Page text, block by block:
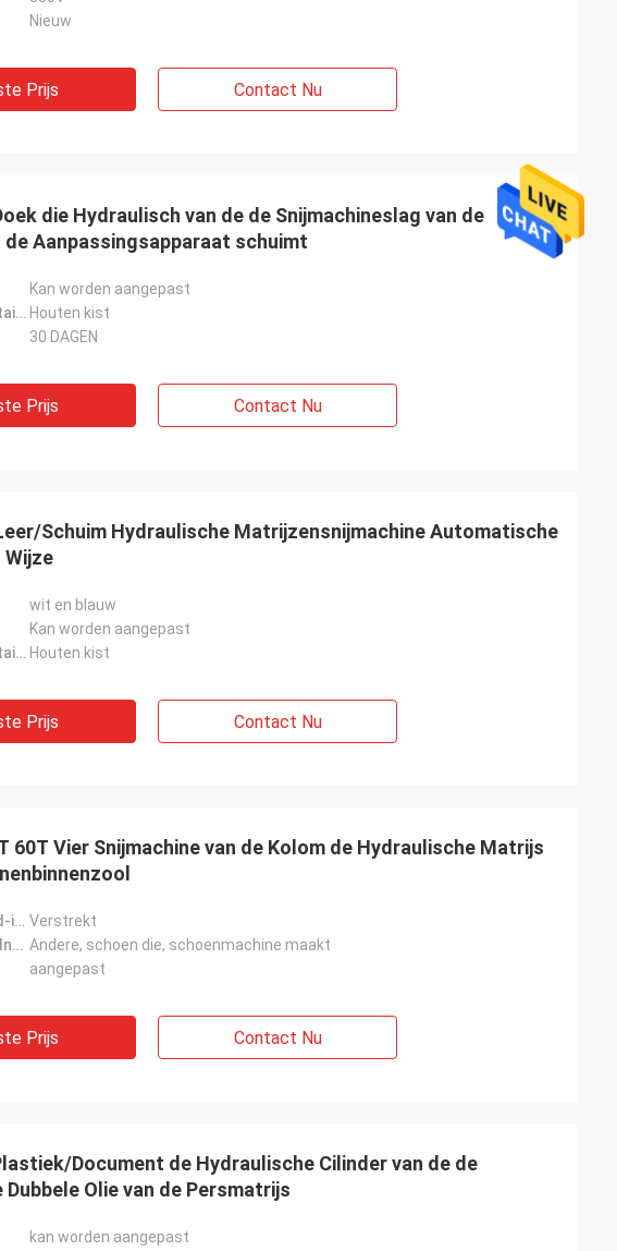
Nieuw
Prijs Contact Nu
die Hydraulisch van de de Snijmachineslag van de
Aanpassingsapparaat schuimt
Kan worden aangepast
Verpakking Details: Houten kist
30 DAGEN
Prijs Contact Nu
Schuim Hydraulische Matrijzensnijmachine Automatische
Wijze
wit en blauw
Kan worden aangepast
Verpakking Details: Houten kist
Prijs Contact Nu
60T Vier Snijmachine van de Kolom de Hydraulische Matrijs
Video uitgaand-inspectie: Verstrekt
Toepasselijke Industrie: Andere, schoen die, schoenmachine maakt
aangepast
Prijs Contact Nu
Document de Hydraulische Cilinder van de de
Dubbele Olie van de Persmatrijs
kan worden aangepast